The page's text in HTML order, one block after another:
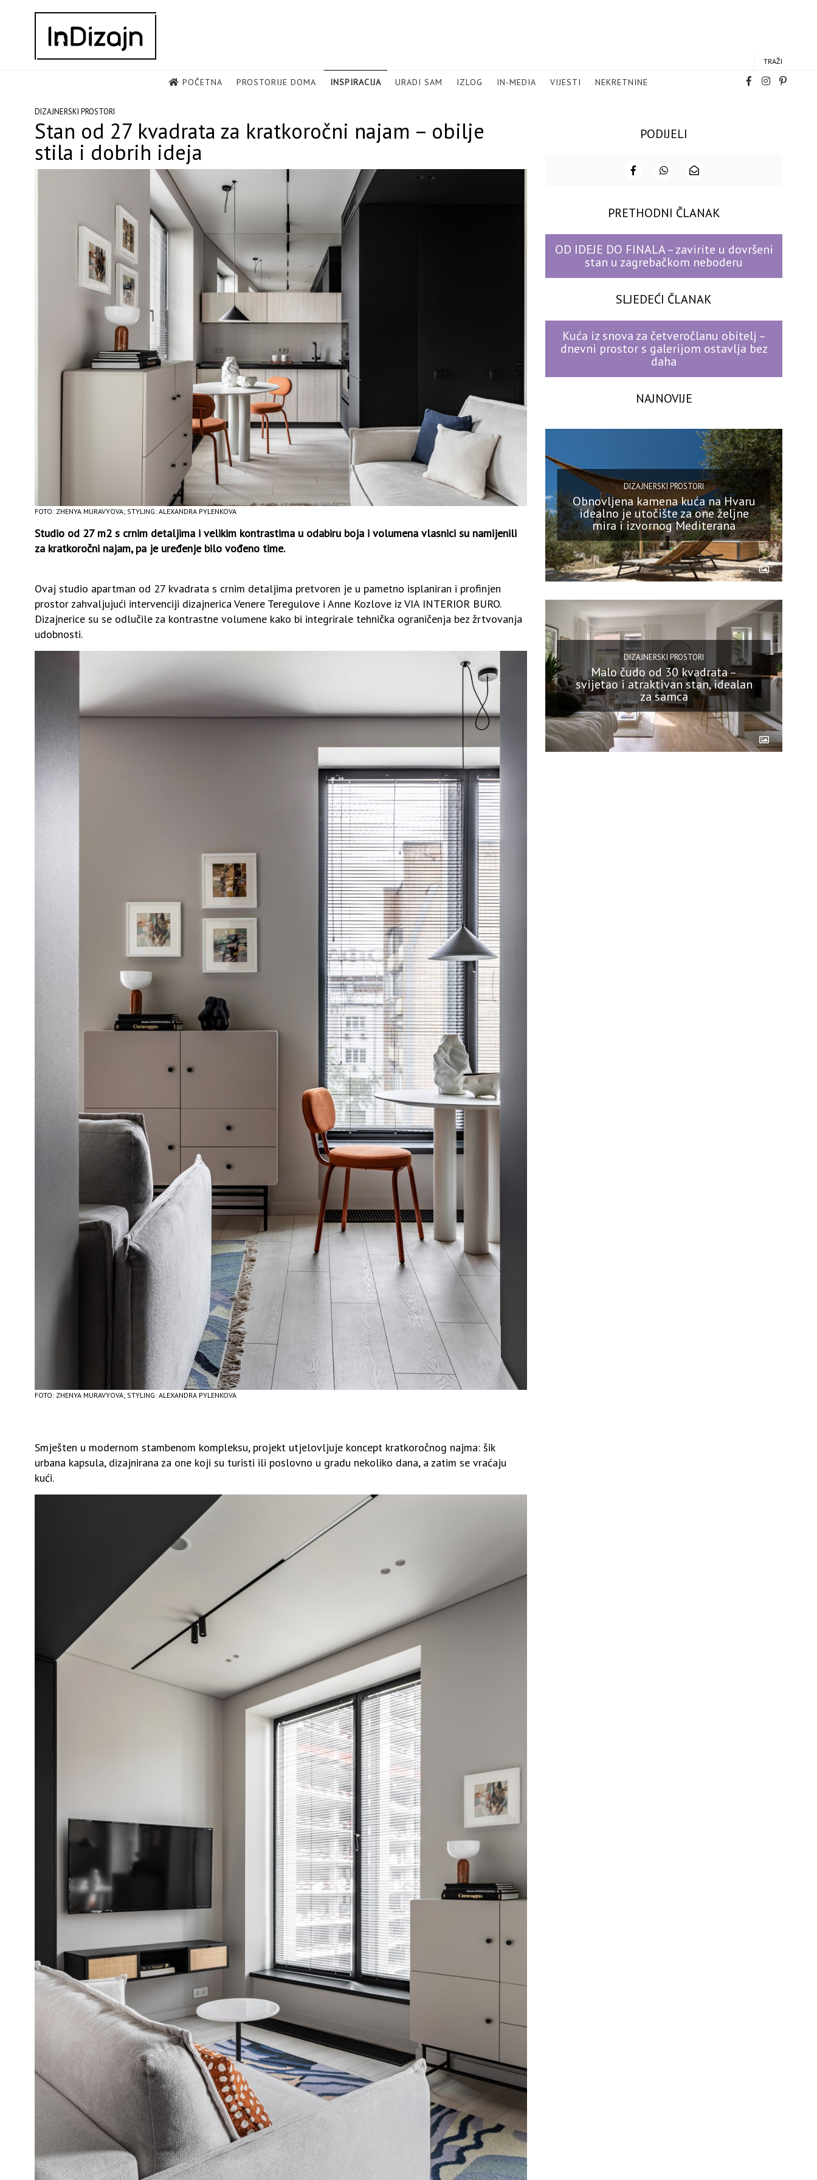
TRAŽI
POČETNA PROSTORIJE DOMA INSPIRACIJA URADI SAM IZLOG IN-MEDIA VIJESTI NEKRETNINE
DIZAJNERSKI PROSTORI
Stan od 27 kvadrata za kratkoročni najam – obilje
stila i dobrih ideja
FOTO: ZHENYA MURAVYOVA; STYLING: ALEXANDRA PYLENKOVA
Studio od 27 m2 s crnim detaljima i velikim kontrastima u odabiru boja i volumena vlasnici su namijenili
za kratkoročni najam, pa je uređenje bilo vođeno time.
Ovaj studio apartman od 27 kvadrata s crnim detaljima pretvoren je u pametno isplaniran i profinjen
prostor zahvaljujući intervenciji dizajnerica Venere Teregulove i Anne Kozlove iz VIA INTERIOR BURO.
Dizajnerice su se odlučile za kontrastne volumene kako bi integrirale tehnička ograničenja bez žrtvovanja
udobnosti.
FOTO: ZHENYA MURAVYOVA; STYLING: ALEXANDRA PYLENKOVA
Smješten u modernom stambenom kompleksu, projekt utjelovljuje koncept kratkoročnog najma: šik
urbana kapsula, dizajnirana za one koji su turisti ili poslovno u gradu nekoliko dana, a zatim se vraćaju
kući.
PODIJELI
PRETHODNI ČLANAK
OD IDEJE DO FINALA – zavirite u dovršeni
stan u zagrebačkom neboderu
SLJEDEĆI ČLANAK
Kuća iz snova za četveročlanu obitelj –
dnevni prostor s galerijom ostavlja bez
daha
NAJNOVIJE
DIZAJNERSKI PROSTORI
Obnovljena kamena kuća na Hvaru
idealno je utočište za one željne
mira i izvornog Mediterana
DIZAJNERSKI PROSTORI
Malo čudo od 30 kvadrata –
svijetao i atraktivan stan, idealan
za samca